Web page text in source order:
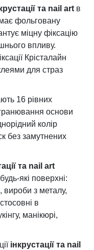
х
п
о
в
е
р
т
е
к
о
р
у
і
та nail art в
фольговану
міцну фіксацію
впливу.
Крісталайн
для страз
16 рівних
основи
колір
без замутнених
та nail art
які поверхні:
вироби з металу,
в
манікюрі,
інкрустації та nail